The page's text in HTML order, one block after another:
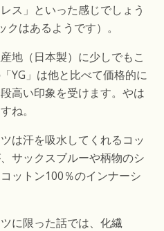
ス」といった感じでしょう
はあるようです）。
地（日本製）に少しでもこ
YG」は他と比べて価格的に
高い印象を受けます。やは
ね。
は汗を吸水してくれるコッ
サックスブルーや柄物のシ
ットン100％のインナーシ
に限った話では、化繊